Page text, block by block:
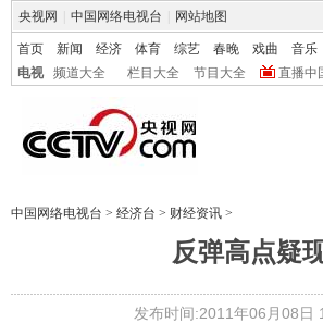
央视网 中国网络电视台 网站地图
首页 新闻 经济 体育 综艺 春晚 戏曲 音乐
电视
频道大全 栏目大全 节目大全 直播中
中国网络电视台 > 经济台 > 财经资讯 >
反弹高点疑
发布时间:2011年06月08日